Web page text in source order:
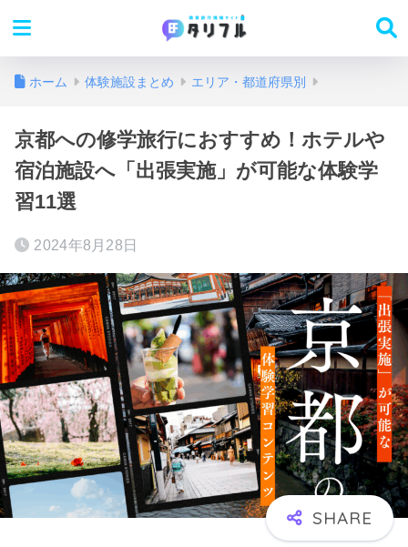
ホーム 体験施設まとめ エリア・都道府県別
京都への修学旅行におすすめ！ホテルや
宿泊施設へ「出張実施」が可能な体験学
習11選
2024年8月28日